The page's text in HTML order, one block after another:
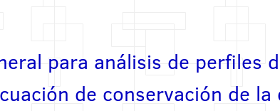
para análisis de perfiles
de conservación de la